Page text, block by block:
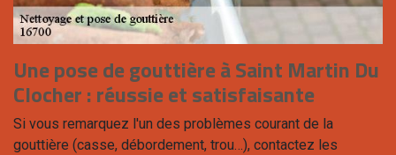
Une pose de gouttière à Saint Martin Du
Clocher : réussie et satisfaisante
Si vous remarquez l'un des problèmes courant de la
gouttière (casse, débordement, trou…), contactez les